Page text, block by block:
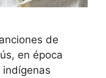
de
en época
indígenas